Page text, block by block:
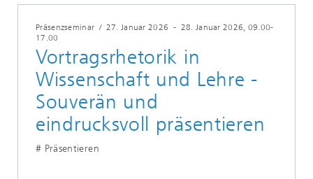
Präsenzseminar / 27. Januar 2026 - 28. Januar 2026, 09.00-
17.00
Vortragsrhetorik in
Wissenschaft und Lehre -
Souverän und
eindrucksvoll präsentieren
# Präsentieren